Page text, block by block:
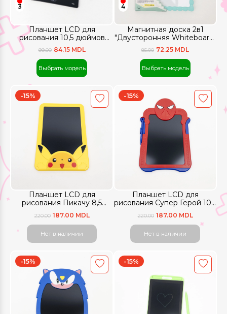
Планшет LCD для
рисования 10,5 дюймов
цветной экран
3
99.00 84.15 MDL
Выбрать модель
Магнитная доска 2в1
"Двусторонняя Whiteboard"
(28*21,5см)
4
85.00 72.25 MDL
Выбрать модель
Планшет LCD для
рисования Пикачу 8,5
дюймов цветной экран
-15%
220.00 187.00 MDL
Нет в наличии
Планшет LCD для
рисования Супер Герой 10,5
дюймов цветной экран
-15%
220.00 187.00 MDL
Нет в наличии
-15% -15%